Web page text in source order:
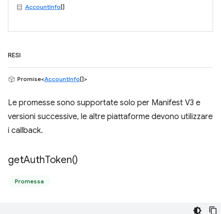
AccountInfo[]
RESI
Promise<AccountInfo[]>
Le promesse sono supportate solo per Manifest V3 e
versioni successive, le altre piattaforme devono utilizzare
i callback.
getAuthToken()
Promessa